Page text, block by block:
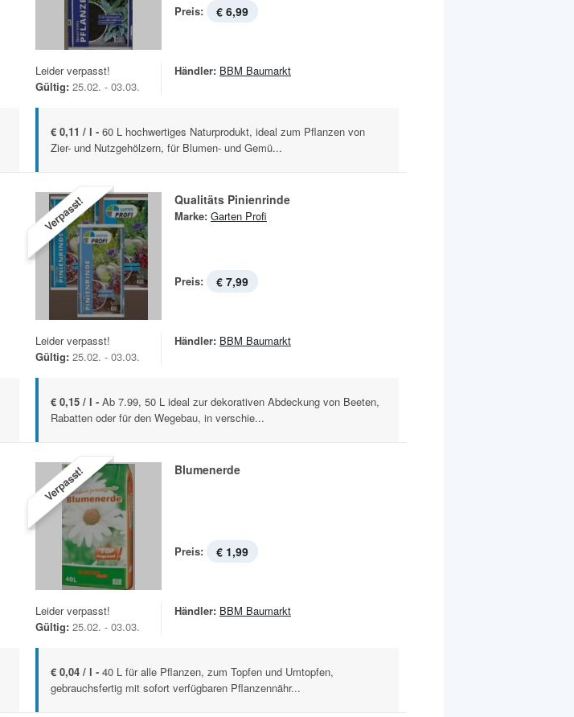
Preis: € 6,99
Leider verpasst!
Gültig: 25.02. - 03.03.
Händler: BBM Baumarkt
€ 0,11 / l - 60 L hochwertiges Naturprodukt, ideal zum Pflanzen von
Zier- und Nutzgehölzern, für Blumen- und Gemü...
Verpasst! Qualitäts Pinienrinde
Marke: Garten Profi
Preis: € 7,99
Leider verpasst!
Gültig: 25.02. - 03.03.
Händler: BBM Baumarkt
€ 0,15 / l - Ab 7.99, 50 L ideal zur dekorativen Abdeckung von Beeten,
Rabatten oder für den Wegebau, in verschie...
Verpasst! Blumenerde
Preis: € 1,99
Leider verpasst!
Gültig: 25.02. - 03.03.
Händler: BBM Baumarkt
€ 0,04 / l - 40 L für alle Pflanzen, zum Topfen und Umtopfen,
gebrauchsfertig mit sofort verfügbaren Pflanzennähr...